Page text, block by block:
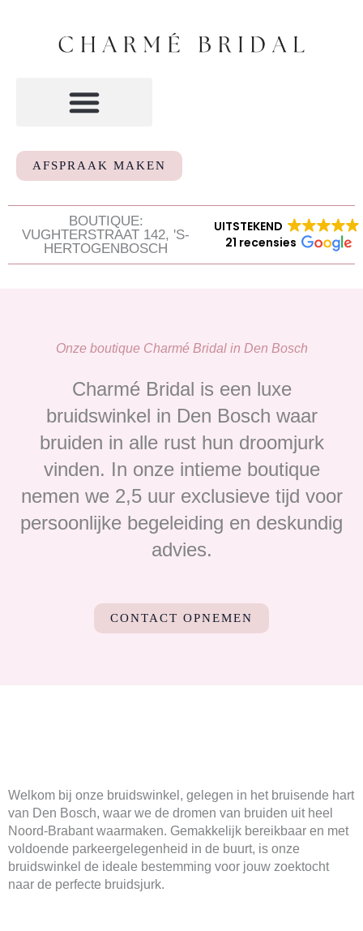
AFSPRAAK MAKEN
BOUTIQUE:
VUGHTERSTRAAT 142, 'S-
HERTOGENBOSCH
UITSTEKEND
21 recensies
Onze boutique Charmé Bridal in Den Bosch
Charmé Bridal is een luxe
bruidswinkel in Den Bosch waar
bruiden in alle rust hun droomjurk
vinden. In onze intieme boutique
nemen we 2,5 uur exclusieve tijd voor
persoonlijke begeleiding en deskundig
advies.
CONTACT OPNEMEN
Welkom bij onze bruidswinkel, gelegen in het bruisende hart
van Den Bosch, waar we de dromen van bruiden uit heel
Noord-Brabant waarmaken. Gemakkelijk bereikbaar en met
voldoende parkeergelegenheid in de buurt, is onze
bruidswinkel de ideale bestemming voor jouw zoektocht
naar de perfecte bruidsjurk.